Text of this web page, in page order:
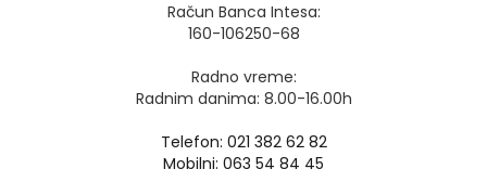
Račun Banca Intesa:
160-106250-68
Radno vreme:
Radnim danima: 8.00-16.00h
Telefon: 021 382 62 82
Mobilni: 063 54 84 45